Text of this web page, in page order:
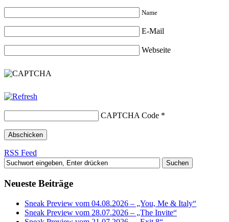
Name
E-Mail
Webseite
CAPTCHA Code *
RSS Feed
Neueste Beiträge
Sneak Preview vom 04.08.2026 – „You, Me & Italy“
Sneak Preview vom 28.07.2026 – „The Invite“